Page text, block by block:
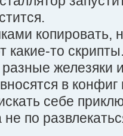
копировать,
какие-то
железяки
в
себе
по